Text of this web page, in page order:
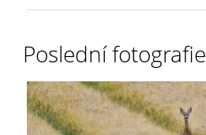
Poslední fotografie